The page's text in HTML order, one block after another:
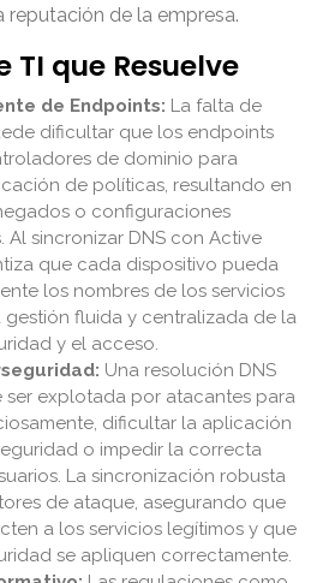
de la empresa.
TI que Resuelve
de Endpoints: La falta de
dificultar que los endpoints
de dominio para
de políticas, resultando en
o configuraciones
Al sincronizar DNS con Active
que cada dispositivo pueda
los nombres de los servicios
gestión fluida y centralizada de la
y el acceso.
Una resolución DNS
ser explotada por atacantes para
dificultar la aplicación
o impedir la correcta
La sincronización robusta
de ataque, asegurando que
a los servicios legítimos y que
se apliquen correctamente.